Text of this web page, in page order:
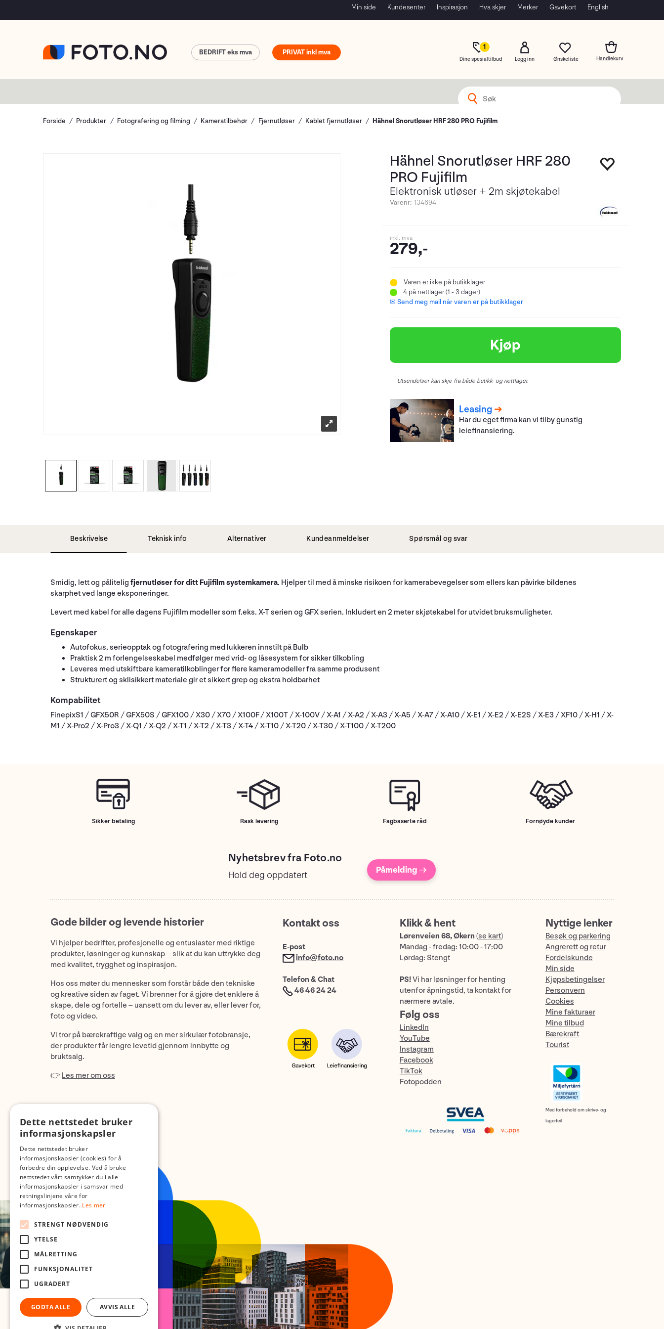
Min side Kundesenter Inspirasjon Hva skjer Merker Gavekort English
1
Dine spesialtilbud Logg inn
PRIVAT
BEDRIFT
Forside Produkter Fotografering og filming Kameratilbehør Fjernutløser Kablet fjernutløser Hähnel Snorutløser HRF 280 PRO Fujifilm
Hähnel Snorutløser HRF 280
PRO Fujifilm
Elektronisk utløser + 2m skjøtekabel
Varenr: 134694
inkl. mva
279,-
Varen er ikke på butikklager
4 på nettlager (1 - 3 dager)
✉ Send meg mail når varen er på butikklager
Kjøp
Utsendelser kan skje fra både butikk- og nettlager.
Leasing
Har du eget firma kan vi tilby gunstig
leiefinansiering.
Beskrivelse Teknisk info Alternativer Kundeanmeldelser Spørsmål og svar
Smidig, lett og pålitelig fjernutløser for ditt Fujifilm systemkamera. Hjelper til med å minske risikoen for kamerabevegelser som ellers kan påvirke bildenes
skarphet ved lange eksponeringer.
Levert med kabel for alle dagens Fujifilm modeller som f.eks. X-T serien og GFX serien. Inkludert en 2 meter skjøtekabel for utvidet bruksmuligheter.
Egenskaper
Autofokus, serieopptak og fotografering med lukkeren innstilt på Bulb
Praktisk 2 m forlengelseskabel medfølger med vrid- og låsesystem for sikker tilkobling
Leveres med utskiftbare kameratilkoblinger for flere kameramodeller fra samme produsent
Strukturert og sklisikkert materiale gir et sikkert grep og ekstra holdbarhet
Kompabilitet
FinepixS1 / GFX50R / GFX50S / GFX100 / X30 / X70 / X100F / X100T / X-100V / X-A1 / X-A2 / X-A3 / X-A5 / X-A7 / X-A10 / X-E1 / X-E2 / X-E2S / X-E3 / XF10 / X-H1 / X-
M1 / X-Pro2 / X-Pro3 / X-Q1 / X-Q2 / X-T1 / X-T2 / X-T3 / X-T4 / X-T10 / X-T20 / X-T30 / X-T100 / X-T200
Sikker betaling Rask levering Fagbaserte råd Fornøyde kunder
Nyhetsbrev fra Foto.no
Hold deg oppdatert Påmelding →
Gode bilder og levende historier
Vi hjelper bedrifter, profesjonelle og entusiaster med riktige
produkter, løsninger og kunnskap – slik at du kan uttrykke deg
med kvalitet, trygghet og inspirasjon.
Hos oss møter du mennesker som forstår både den tekniske
og kreative siden av faget. Vi brenner for å gjøre det enklere å
skape, dele og fortelle – uansett om du lever av, eller lever for,
foto og video.
Vi tror på bærekraftige valg og en mer sirkulær fotobransje,
der produkter får lengre levetid gjennom innbytte og
bruktsalg.
👉 Les mer om oss
Kontakt oss
E-post
info@foto.no
Telefon & Chat
46 46 24 24
Klikk & hent
Lørenveien 68, Økern (se kart)
Mandag - fredag: 10:00 - 17:00
Lørdag: Stengt
PS!Vi har løsninger for henting
utenfor åpningstid, ta kontakt for
nærmere avtale.
Følg oss
LinkedIn
YouTube
Instagram
Facebook
TikTok
Fotopodden
Nyttige lenker
Besøk og parkering
Angrerett og retur
Fordelskunde
Min side
Kjøpsbetingelser
Personvern
Cookies
Mine fakturaer
Mine tilbud
Bærekraft
Tourist
Med forbehold om skrive- og
lagerfeil
Dette nettstedet bruker
informasjonskapsler
Dette nettstedet bruker
informasjonskapsler (cookies) for å
forbedre din opplevelse. Ved å bruke
nettstedet vårt samtykker du i alle
informasjonskapsler i samsvar med
retningslinjene våre for
informasjonskapsler. Les mer
STRENGT NØDVENDIG
YTELSE
MÅLRETTING
FUNKSJONALITET
UGRADERT
GODTA ALLE AVVIS ALLE